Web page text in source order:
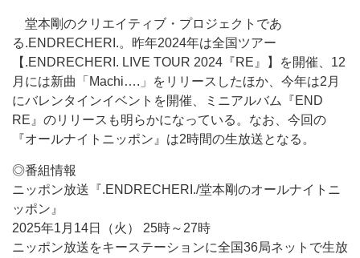
堂本剛のクリエイティブ・プロジェクトであ
る.ENDRECHERI.。昨年2024年は全国ツアー
【.ENDRECHERI. LIVE TOUR 2024『RE』】を開催、12
月には新曲「Machi….」をリリースしたほか、今年は2月
にバレンタインイベントを開催、ミニアルバム『END
RE』のリリースも明らかになっている。なお、今回の
『オールナイトニッポン』は2時間の生放送となる。
◎番組情報
ニッポン放送『.ENDRECHERI./堂本剛のオールナイトニ
ッポン』
2025年1月14日（火） 25時～27時
ニッポン放送をキーステーションに全国36局ネットで生放